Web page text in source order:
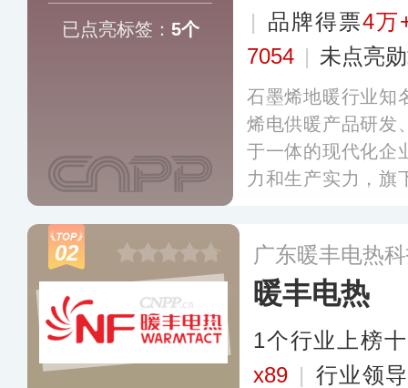
已点亮标签： 5个
| 品牌得票4万
7054 | 未点亮
石墨烯地暖行业知
烯电供暖产品研发
于一体的现代化企
力和生产实力，旗
02 广东暖丰电热
暖丰电热
1个行业上榜
x89 | 行业领